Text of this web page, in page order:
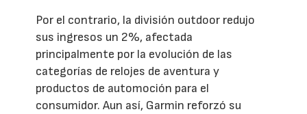
Por el contrario, la división outdoor redujo
sus ingresos un 2%, afectada
principalmente por la evolución de las
categorías de relojes de aventura y
productos de automoción para el
consumidor. Aun así, Garmin reforzó su